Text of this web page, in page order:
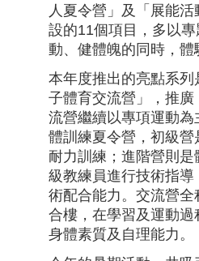
人夏令營」及「展能
設的11個項目，多以
動、健體魄的同時，
本年度推出的亮點系
子體育交流營」，推
流營繼續以專項運動
體訓練夏令營，初級
耐力訓練；進階營則
級教練員進行技術指
術配合能力。交流營
合樓，在學習及運動
身體素質及自理能力。